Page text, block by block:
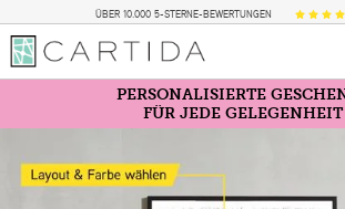
ÜBER 10.000 5-STERNE-BEWERTUNGEN
PERSONALISIERTE
FÜR JEDE GELEGENHEIT